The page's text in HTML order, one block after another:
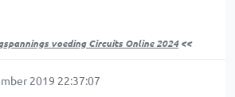
voeding Circuits Online 2024<<
2019 22:37:07